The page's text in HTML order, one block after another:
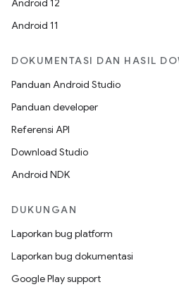
Android 12
Android 11
DOKUMENTASI DAN HASIL
Panduan Android Studio
Panduan developer
Referensi API
Download Studio
Android NDK
DUKUNGAN
Laporkan bug platform
Laporkan bug dokumentasi
Google Play support